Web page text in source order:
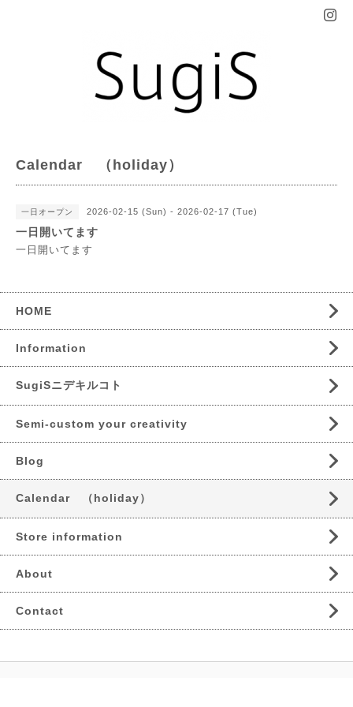
Calendar （holiday）
一日オープン 2026-02-15 (Sun) - 2026-02-17 (Tue)
一日開いてます
一日開いてます
HOME
Information
SugiSニデキルコト
Semi-custom your creativity
Blog
Calendar （holiday）
Store information
About
Contact